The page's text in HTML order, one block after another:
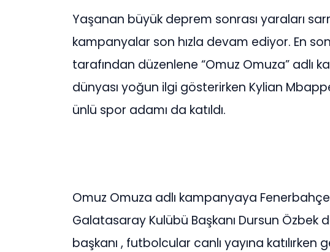
Yaşanan büyük deprem sonrası yaraları
kampanyalar son hızla devam ediyor. En
tarafından düzenlene “Omuz Omuza” adlı
dünyası yoğun ilgi gösterirken Kylian
ünlü spor adamı da katıldı.
Omuz Omuza adlı kampanyaya
Galatasaray Kulübü Başkanı Dursun Özbek
başkanı , futbolcular canlı yayına katılırken